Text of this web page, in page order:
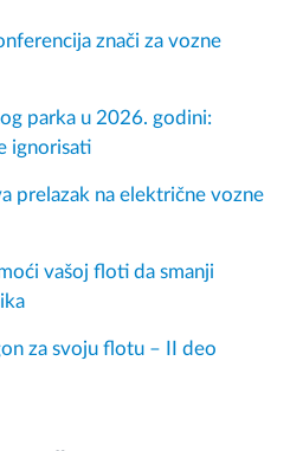
znači za vozne
parka u 2026. godini:
ignorisati
prelazak na električne vozne
vašoj floti da smanji
za svoju flotu – II deo